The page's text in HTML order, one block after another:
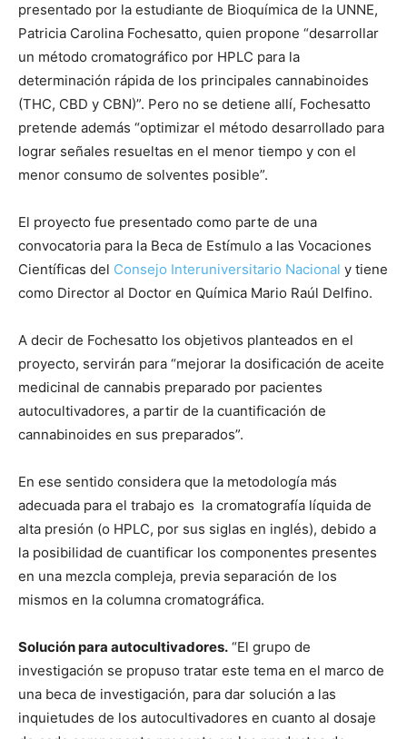
presentado por la estudiante de Bioquímica de la UNNE,
Patricia Carolina Fochesatto, quien propone “desarrollar
un método cromatográfico por HPLC para la
determinación rápida de los principales cannabinoides
(THC, CBD y CBN)”. Pero no se detiene allí, Fochesatto
pretende además “optimizar el método desarrollado para
lograr señales resueltas en el menor tiempo y con el
menor consumo de solventes posible”.
El proyecto fue presentado como parte de una
convocatoria para la Beca de Estímulo a las Vocaciones
Científicas del Consejo Interuniversitario Nacional y tiene
como Director al Doctor en Química Mario Raúl Delfino.
A decir de Fochesatto los objetivos planteados en el
proyecto, servirán para “mejorar la dosificación de aceite
medicinal de cannabis preparado por pacientes
autocultivadores, a partir de la cuantificación de
cannabinoides en sus preparados”.
En ese sentido considera que la metodología más
adecuada para el trabajo es la cromatografía líquida de
alta presión (o HPLC, por sus siglas en inglés), debido a
la posibilidad de cuantificar los componentes presentes
en una mezcla compleja, previa separación de los
mismos en la columna cromatográfica.
Solución para autocultivadores. “El grupo de
investigación se propuso tratar este tema en el marco de
una beca de investigación, para dar solución a las
inquietudes de los autocultivadores en cuanto al dosaje